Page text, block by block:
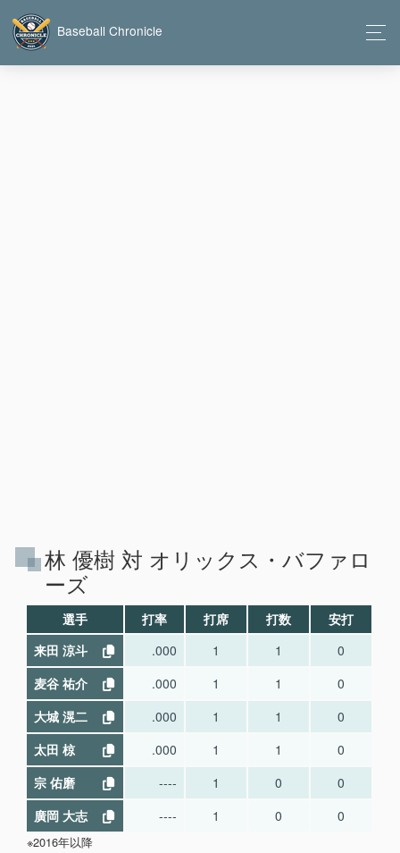
Baseball Chronicle
林 優樹 対 オリックス・バファロ
ーズ
選手 打率 打席 打数 安打
来田 涼斗
.000 1 1
0
麦谷 祐介
.000 1 1
0
大城 滉二
.000 1 1
0
太田 椋
.000 1 1
0
宗 佑磨
---- 1 0
0
廣岡 大志
---- 1 0 0
※2016年以降